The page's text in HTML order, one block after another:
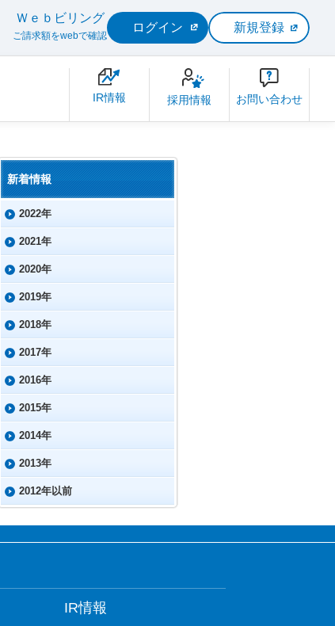
Ｗｅｂビリング
ご請求額をwebで確認
ログイン 新規登録
IR情報 採用情報 お問い合わせ
新着情報
2022年
2021年
2020年
2019年
2018年
2017年
2016年
2015年
2014年
2013年
2012年以前
IR情報